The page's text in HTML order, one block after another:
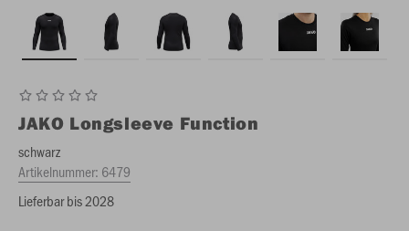
JAKO Longsleeve Function
schwarz
Artikelnummer: 6479
Lieferbar bis 2028